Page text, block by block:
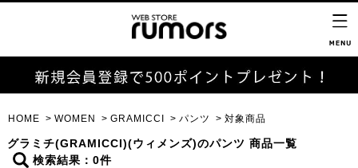
HOME WOMEN GRAMICCI パンツ 対象商品
グラミチ(GRAMICCI)(ウィメンズ)のパンツ 商品一覧
検索結果：0件